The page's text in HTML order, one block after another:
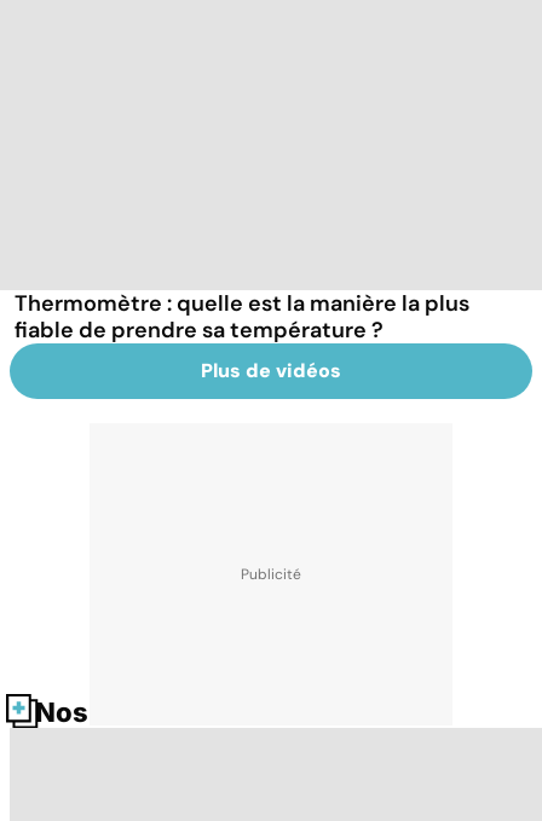
Thermomètre : quelle est la manière la plus
fiable de prendre sa température ?
Plus de vidéos
Nos fiches santé